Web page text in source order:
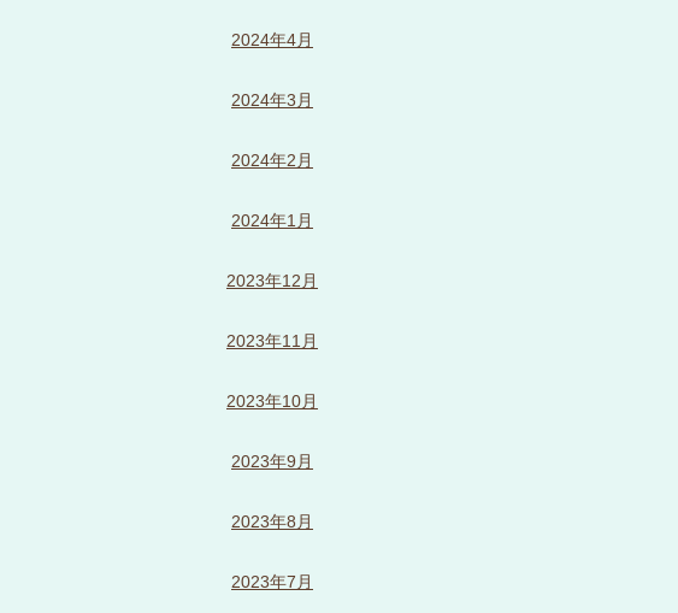
2024年4月
2024年3月
2024年2月
2024年1月
2023年12月
2023年11月
2023年10月
2023年9月
2023年8月
2023年7月